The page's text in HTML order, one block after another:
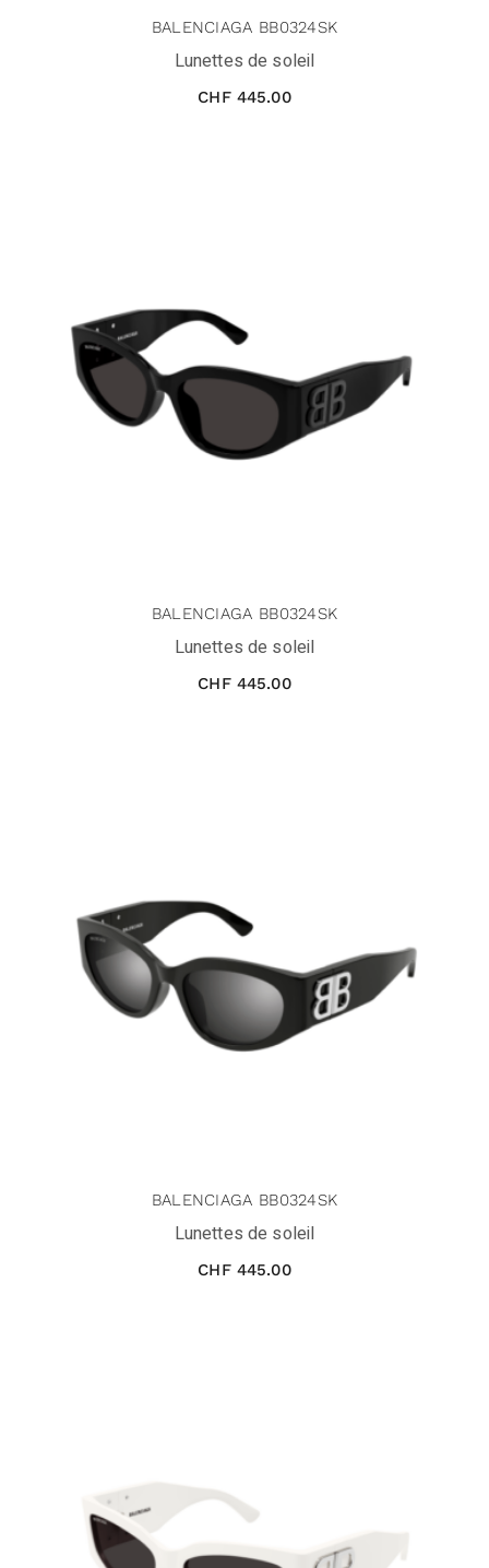
BALENCIAGA BB0324SK
Lunettes de soleil
CHF445.00
BALENCIAGA BB0324SK
Lunettes de soleil
CHF445.00
BALENCIAGA BB0324SK
Lunettes de soleil
CHF445.00